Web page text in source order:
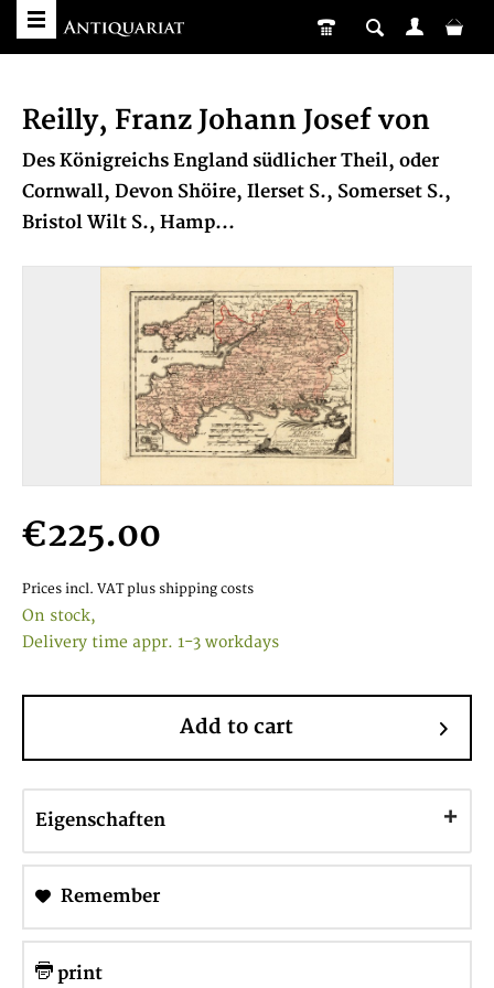
Reilly, Franz Johann Josef von
Des Königreichs England südlicher Theil, oder
Cornwall, Devon Shöire, Ilerset S., Somerset S.,
Bristol Wilt S., Hamp...
€225.00
Prices incl. VAT plus shipping costs
On stock,
Delivery time appr. 1-3 workdays
Add to cart
Eigenschaften
Remember
print